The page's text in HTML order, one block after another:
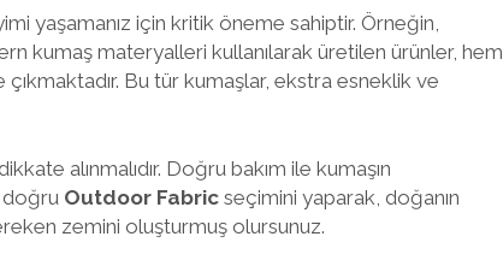
yaşamanız için kritik öneme sahiptir. Örneğin,
kumaş materyalleri kullanılarak üretilen ürünler, hem
Bu tür kumaşlar, ekstra esneklik ve
alınmalıdır. Doğru bakım ile kumaşın
doğru Outdoor Fabricseçimini yaparak, doğanın
zemini oluşturmuş olursunuz.